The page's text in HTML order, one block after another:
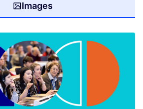
Images